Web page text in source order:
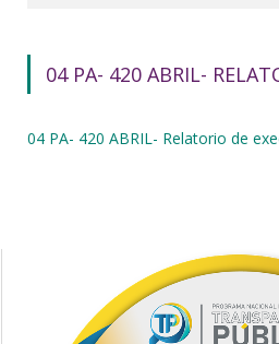
04 PA- 420 ABRIL-
04 PA- 420 ABRIL- Relatorio de